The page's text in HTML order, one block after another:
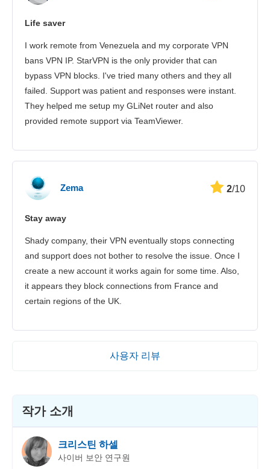
Life saver
I work remote from Venezuela and my corporate VPN
bans VPN IP. StarVPN is the only provider that can
bypass VPN blocks. I've tried many others and they all
failed. Support was patient and responses were instant.
They helped me setup my GLiNet router and also
provided remote support via TeamViewer.
Zema 2/10
Stay away
Shady company, their VPN eventually stops connecting
and support does not bother to resolve the issue. Once I
create a new account it works again for some time. Also,
it appears they block connections from France and
certain regions of the UK.
사용자 리뷰
작가 소개
크리스틴 하셀
사이버 보안 연구원